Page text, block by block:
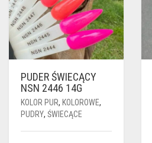
PUDER ŚWIECĄCY
NSN 2446 14G
KOLOR PUR, KOLOROWE,
PUDRY, ŚWIECĄCE